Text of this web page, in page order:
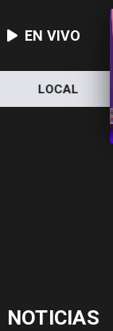
EN VIVO
LOCAL
NOTICIAS